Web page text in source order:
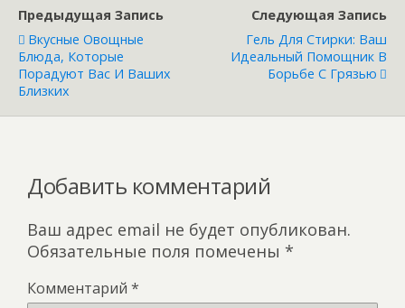
o
o
k
kl
s
ni
m
Предыдущая Запись
Вкусные Овощные
Блюда, Которые
Порадуют Вас И Ваших
Близких
Следующая Запись
Гель Для Стирки: Ваш
Идеальный Помощник В
Борьбе С Грязью
Добавить комментарий
Ваш адрес email не будет опубликован.
Обязательные поля помечены *
Комментарий *